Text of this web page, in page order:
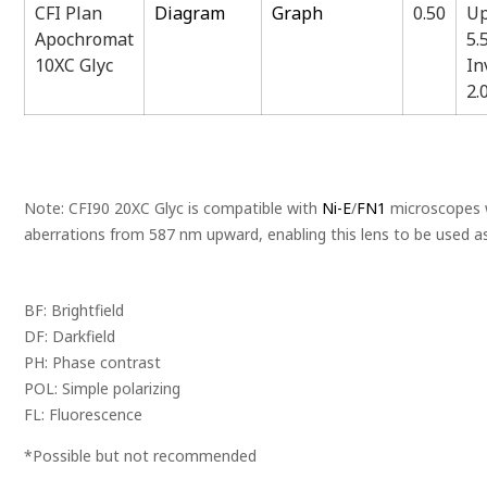
CFI Plan
Apochromat
10XC Glyc
Diagram Graph 0.50
Note: CFI90 20XC Glyc is compatible with Ni-E/FN1 microscopes
aberrations from 587 nm upward, enabling this lens to be used
BF: Brightfield
DF: Darkfield
PH: Phase contrast
POL: Simple polarizing
FL: Fluorescence
*Possible but not recommended